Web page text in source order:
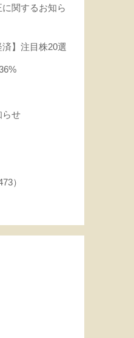
関するお知ら
済】注目株20選
らせ
）